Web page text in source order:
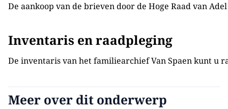
De aankoop van de brieven door de Hoge Raad van
Inventaris en raadpleging
De inventaris van het familiearchief Van Spaen kunt u
Meer over dit onderwerp